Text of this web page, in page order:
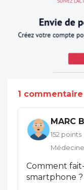
1 commentaire
MARC
152 points
Comment
smartphone ?